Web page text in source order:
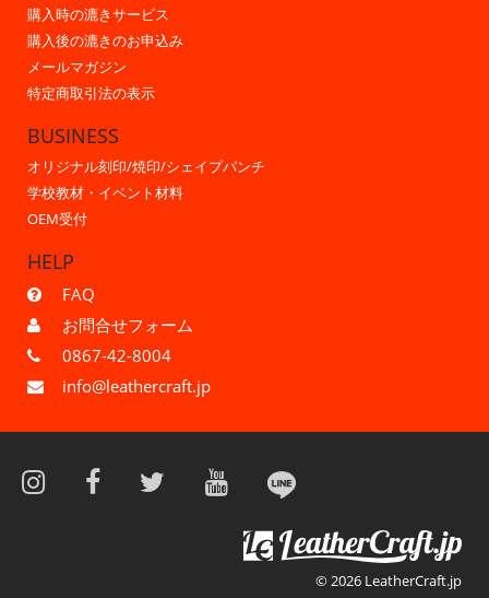
購入時の漉きサービス
購入後の漉きのお申込み
メールマガジン
特定商取引法の表示
BUSINESS
オリジナル刻印/焼印/シェイプパンチ
学校教材・イベント材料
OEM受付
HELP
FAQ
お問合せフォーム
0867-42-8004
info@leathercraft.jp
© 2026 LeatherCraft.jp